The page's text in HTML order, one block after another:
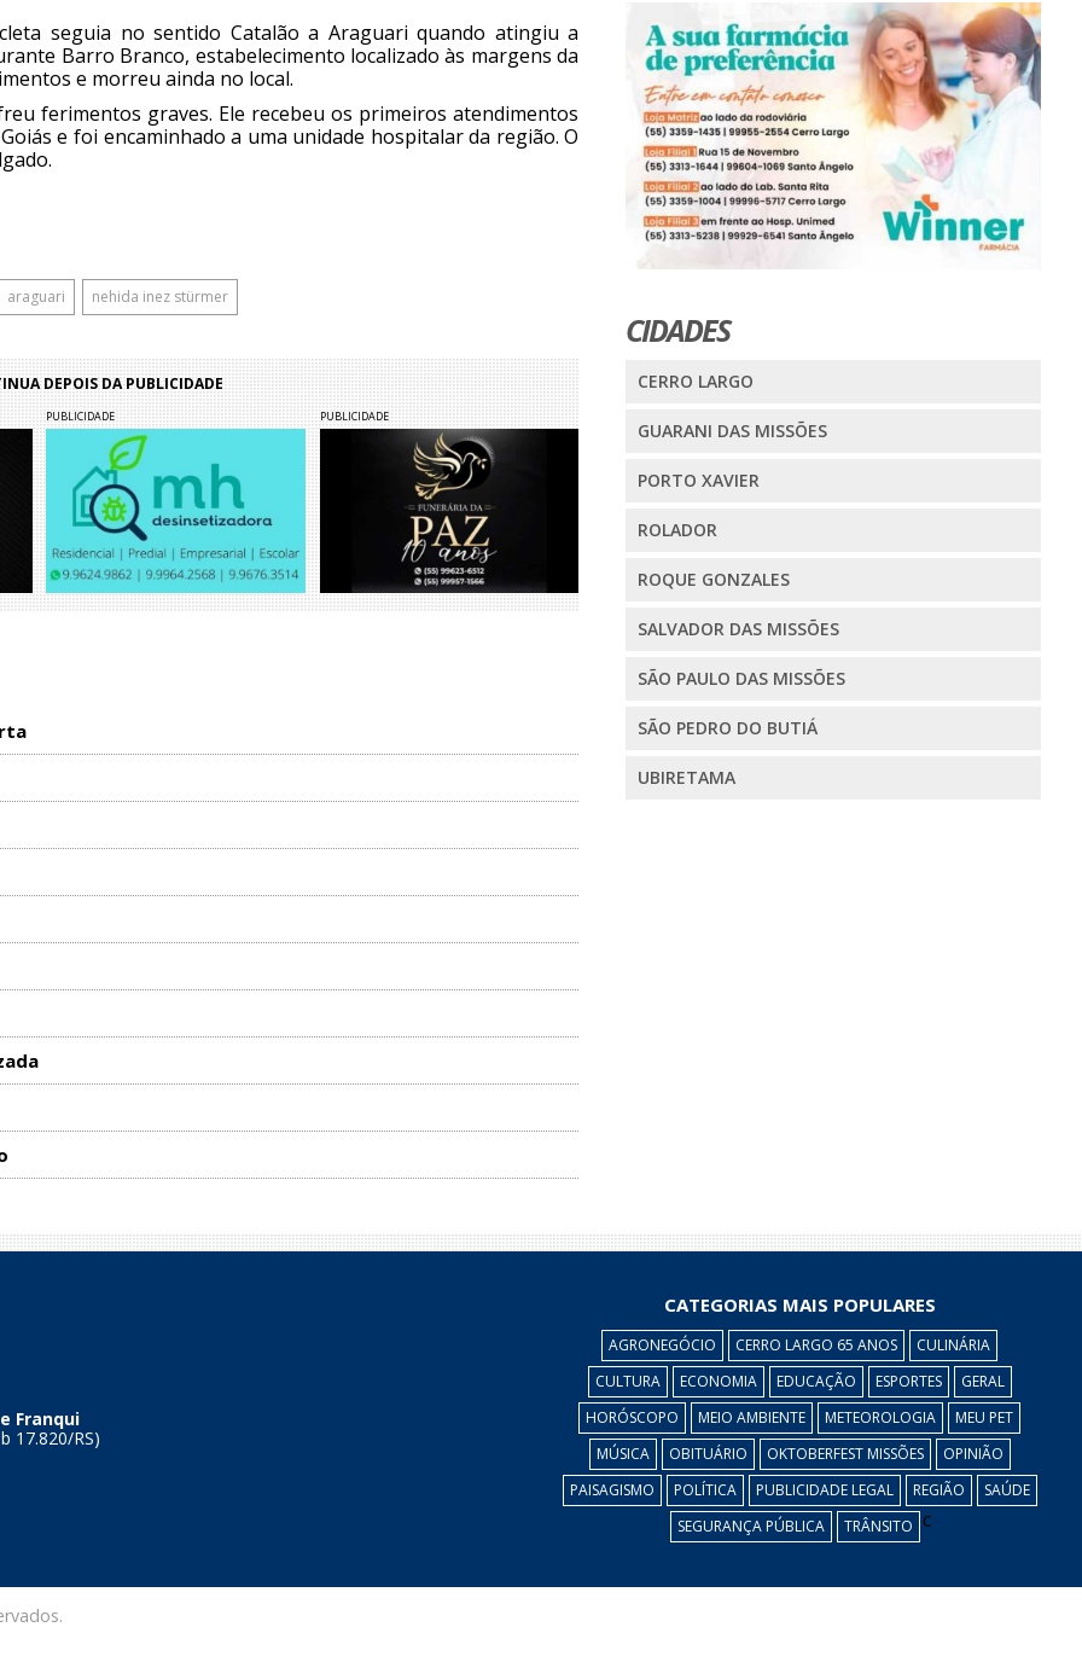
seguia no sentido Catalão a Araguari quando atingiu a
Barro Branco, estabelecimento localizado às margens da
e morreu ainda no local.
ferimentos graves. Ele recebeu os primeiros atendimentos
e foi encaminhado a uma unidade hospitalar da região. O
araguari nehida inez stürmer
DEPOIS DA PUBLICIDADE
PUBLICIDADE PUBLICIDADE
CIDADES
CERRO LARGO
GUARANI DAS MISSÕES
PORTO XAVIER
ROLADOR
ROQUE GONZALES
SALVADOR DAS MISSÕES
SÃO PAULO DAS MISSÕES
SÃO PEDRO DO BUTIÁ
UBIRETAMA
Franqui
17.820/RS)
CATEGORIAS MAIS POPULARES
AGRONEGÓCIO CERRO LARGO 65 ANOS
CULINÁRIA
CULTURA
ECONOMIA EDUCAÇÃO ESPORTES
GERAL
HORÓSCOPO
MEIO AMBIENTE METEOROLOGIA
MEU PET
MÚSICA
OBITUÁRIO OKTOBERFEST MISSÕES
OPINIÃO
PAISAGISMO
POLÍTICA PUBLICIDADE LEGAL REGIÃO
SAÚDE
SEGURANÇA PÚBLICA
TRÂNSITO c